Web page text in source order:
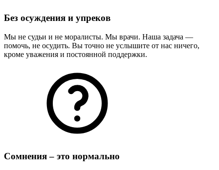
Без осуждения и упреков
Мы не судьи и не моралисты. Мы врачи. Наша задача —
помочь, не осудить. Вы точно не услышите от нас ничего,
кроме уважения и постоянной поддержки.
Сомнения – это нормально